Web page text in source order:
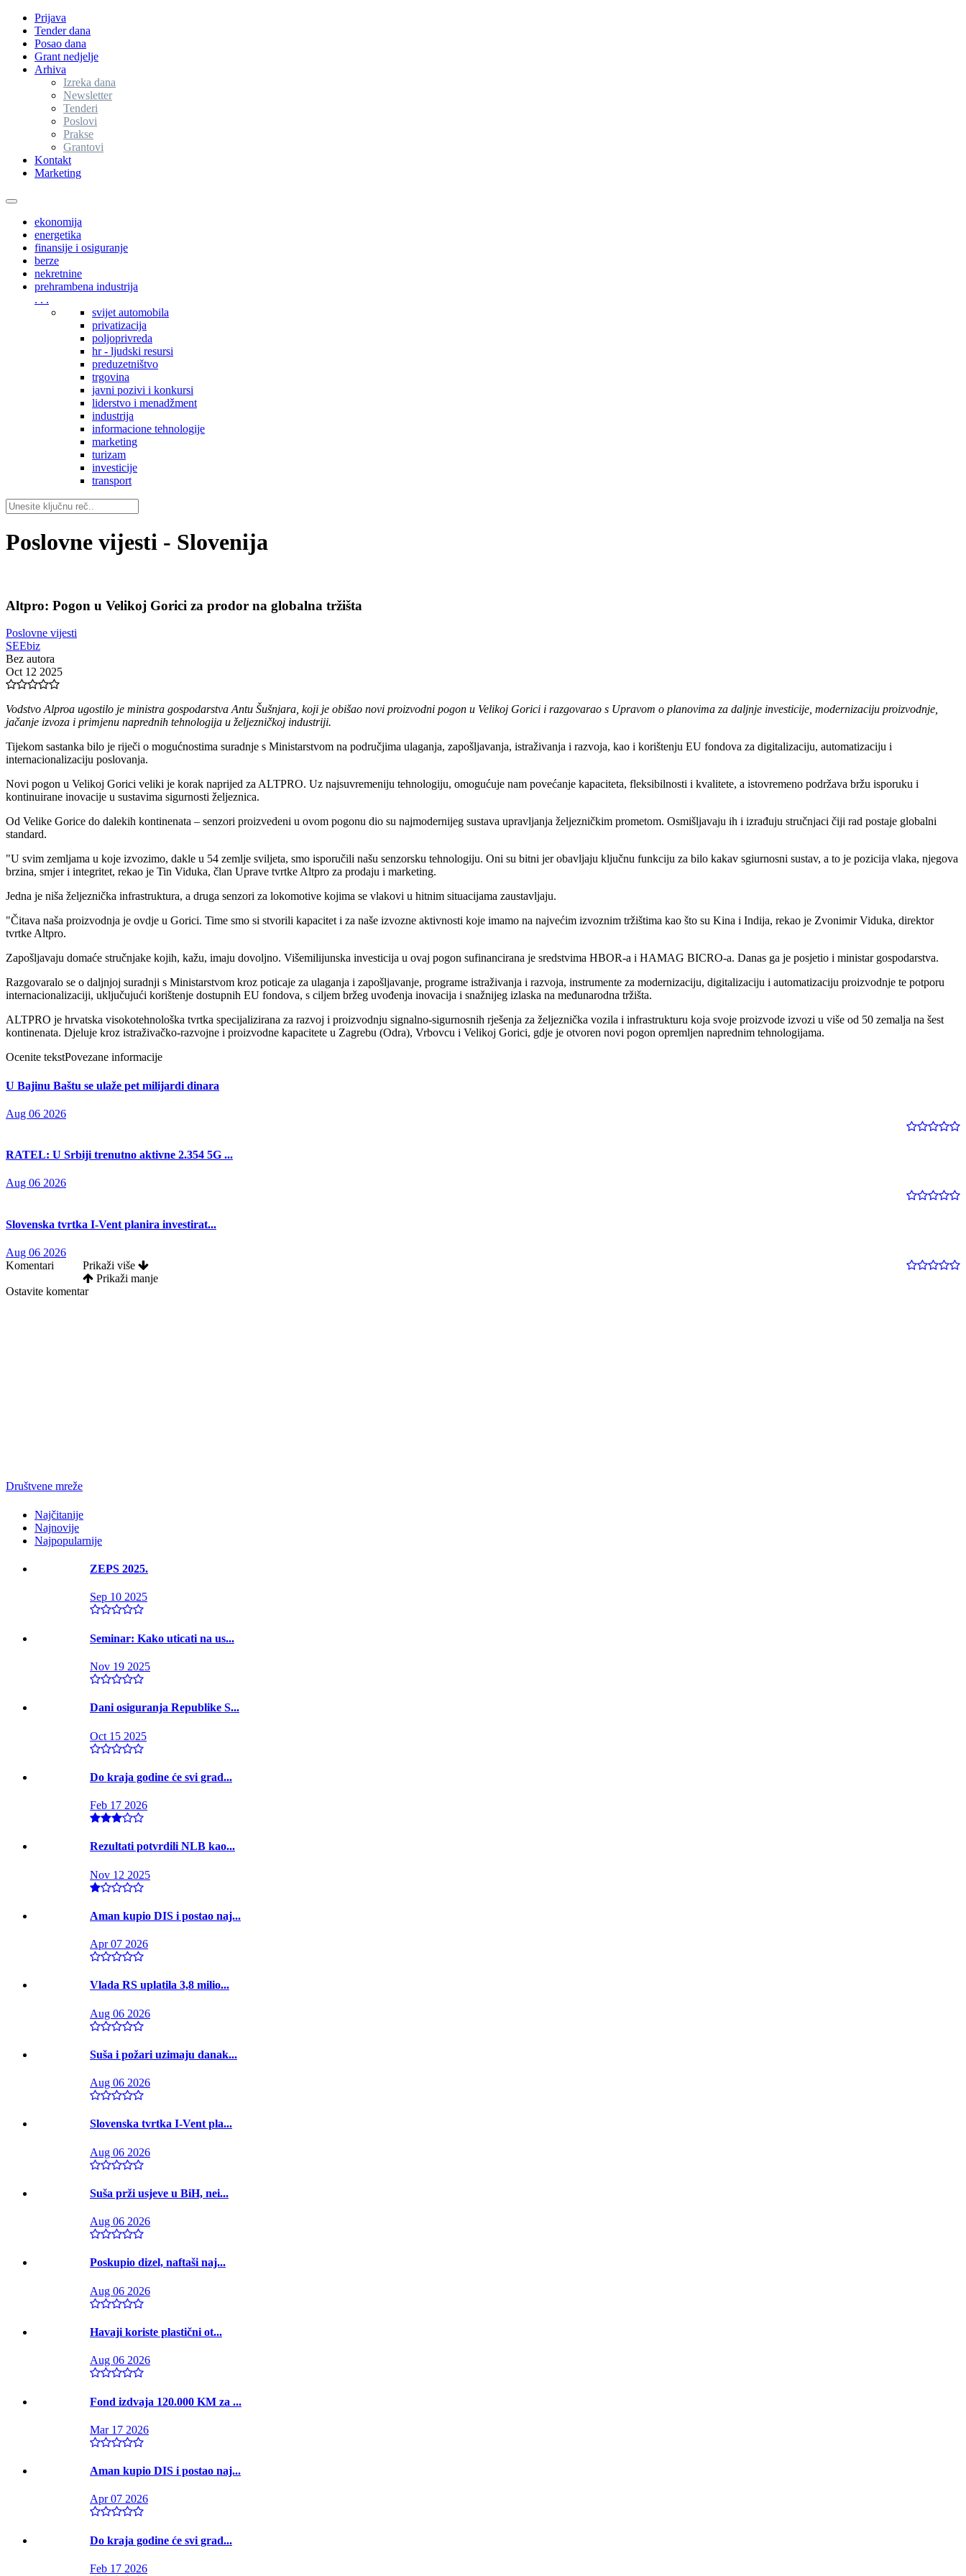
Prijava
Tender dana
Posao dana
Grant nedjelje
Arhiva
Izreka dana
Newsletter
Tenderi
Poslovi
Prakse
Grantovi
Kontakt
Marketing
Toggle
navigationekonomija
energetika
finansije i osiguranje
berze
nekretnine
prehrambena industrija
. . .
svijet automobila
privatizacija
poljoprivreda
hr - ljudski resursi
preduzetništvo
trgovina
javni pozivi i konkursi
liderstvo i menadžment
industrija
informacione tehnologije
marketing
turizam
investicije
transport
Poslovne vijesti - Slovenija
Altpro: Pogon u Velikoj Gorici za prodor na globalna tržišta
Poslovne vijesti
SEEbiz
Bez autora
Oct 12 2025
Vodstvo Alproa ugostilo je ministra gospodarstva Antu Šušnjara, koji je obišao novi proizvodni pogon u Velikoj Gorici i razgovarao s Upravom o planovima za daljnje investicije, modernizaciju proizvodnje,
jačanje izvoza i primjenu naprednih tehnologija u željezničkoj industriji.
Tijekom sastanka bilo je riječi o mogućnostima suradnje s Ministarstvom na područjima ulaganja, zapošljavanja, istraživanja i razvoja, kao i korištenju EU fondova za digitalizaciju, automatizaciju i
internacionalizaciju poslovanja.
Novi pogon u Velikoj Gorici veliki je korak naprijed za ALTPRO. Uz najsuvremeniju tehnologiju, omogućuje nam povećanje kapaciteta, fleksibilnosti i kvalitete, a istovremeno podržava bržu isporuku i
kontinuirane inovacije u sustavima sigurnosti željeznica.
Od Velike Gorice do dalekih kontinenata – senzori proizvedeni u ovom pogonu dio su najmodernijeg sustava upravljanja željezničkim prometom. Osmišljavaju ih i izrađuju stručnjaci čiji rad postaje globalni
standard.
"U svim zemljama u koje izvozimo, dakle u 54 zemlje sviljeta, smo isporučili našu senzorsku tehnologiju. Oni su bitni jer obavljaju ključnu funkciju za bilo kakav sgiurnosni sustav, a to je pozicija vlaka, njegova
brzina, smjer i integritet, rekao je Tin Viduka, član Uprave tvrtke Altpro za prodaju i marketing.
Jedna je niša željeznička infrastruktura, a druga senzori za lokomotive kojima se vlakovi u hitnim situacijama zaustavljaju.
"Čitava naša proizvodnja je ovdje u Gorici. Time smo si stvorili kapacitet i za naše izvozne aktivnosti koje imamo na najvećim izvoznim tržištima kao što su Kina i Indija, rekao je Zvonimir Viduka, direktor
tvrtke Altpro.
Zapošljavaju domaće stručnjake kojih, kažu, imaju dovoljno. Višemilijunska investicija u ovaj pogon sufinancirana je sredstvima HBOR-a i HAMAG BICRO-a. Danas ga je posjetio i ministar gospodarstva.
Razgovaralo se o daljnjoj suradnji s Ministarstvom kroz poticaje za ulaganja i zapošljavanje, programe istraživanja i razvoja, instrumente za modernizaciju, digitalizaciju i automatizaciju proizvodnje te potporu
internacionalizaciji, uključujući korištenje dostupnih EU fondova, s ciljem bržeg uvođenja inovacija i snažnijeg izlaska na međunarodna tržišta.
ALTPRO je hrvatska visokotehnološka tvrtka specijalizirana za razvoj i proizvodnju signalno-sigurnosnih rješenja za željeznička vozila i infrastrukturu koja svoje proizvode izvozi u više od 50 zemalja na šest
kontinenata. Djeluje kroz istraživačko-razvojne i proizvodne kapacitete u Zagrebu (Odra), Vrbovcu i Velikoj Gorici, gdje je otvoren novi pogon opremljen naprednim tehnologijama.
Ocenite tekstPovezane informacije
U Bajinu Baštu se ulaže pet milijardi dinara
Aug 06 2026
RATEL: U Srbiji trenutno aktivne 2.354 5G ...
Aug 06 2026
Slovenska tvrtka I-Vent planira investirat...
Aug 06 2026
Komentari
Prikaži više
Prikaži manje
Ostavite komentar
Društvene mreže
Najčitanije
Najnovije
Najpopularnije
ZEPS 2025.
Sep 10 2025
Seminar: Kako uticati na us...
Nov 19 2025
Dani osiguranja Republike S...
Oct 15 2025
Do kraja godine će svi grad...
Feb 17 2026
Rezultati potvrdili NLB kao...
Nov 12 2025
Aman kupio DIS i postao naj...
Apr 07 2026
Vlada RS uplatila 3,8 milio...
Aug 06 2026
Suša i požari uzimaju danak...
Aug 06 2026
Slovenska tvrtka I-Vent pla...
Aug 06 2026
Suša prži usjeve u BiH, nei...
Aug 06 2026
Poskupio dizel, naftaši naj...
Aug 06 2026
Havaji koriste plastični ot...
Aug 06 2026
Fond izdvaja 120.000 KM za ...
Mar 17 2026
Aman kupio DIS i postao naj...
Apr 07 2026
Do kraja godine će svi grad...
Feb 17 2026